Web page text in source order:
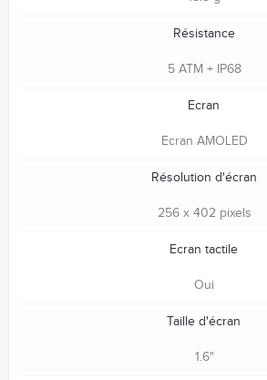
Résistance
5 ATM + IP68
Ecran
Ecran AMOLED
Résolution d'écran
256 x 402 pixels
Ecran tactile
Oui
Taille d'écran
1.6"